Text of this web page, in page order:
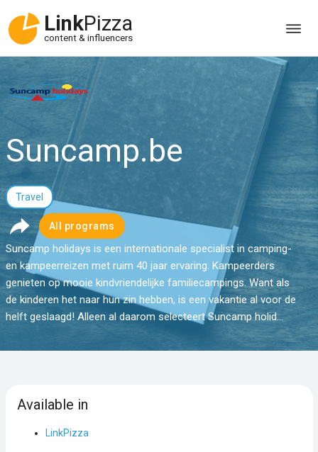
LinkPizza
content & influencers
Suncamp.be
Travel
All programs
Suncamp holidays is een internationale specialist in camping-
en kampeerreizen met ruim 40 jaar ervaring. Kampeerders
genieten op mooie kindvriendelijke familiecampings. Want als
de kinderen het naar hun zin hebben, is een vakantie al voor de
helft geslaagd! Alleen al daarom selecteert Suncamp holid...
Available in
LinkPizza